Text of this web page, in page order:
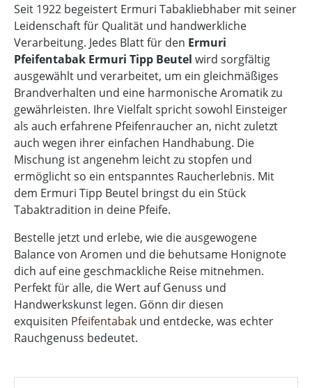
Seit 1922 begeistert Ermuri Tabakliebhaber mit seiner
Leidenschaft für Qualität und handwerkliche
Verarbeitung. Jedes Blatt für den Ermuri
Pfeifentabak Ermuri Tipp Beutel wird sorgfältig
ausgewählt und verarbeitet, um ein gleichmäßiges
Brandverhalten und eine harmonische Aromatik zu
gewährleisten. Ihre Vielfalt spricht sowohl Einsteiger
als auch erfahrene Pfeifenraucher an, nicht zuletzt
auch wegen ihrer einfachen Handhabung. Die
Mischung ist angenehm leicht zu stopfen und
ermöglicht so ein entspanntes Raucherlebnis. Mit
dem Ermuri Tipp Beutel bringst du ein Stück
Tabaktradition in deine Pfeife.
Bestelle jetzt und erlebe, wie die ausgewogene
Balance von Aromen und die behutsame Honignote
dich auf eine geschmackliche Reise mitnehmen.
Perfekt für alle, die Wert auf Genuss und
Handwerkskunst legen. Gönn dir diesen
exquisiten Pfeifentabak und entdecke, was echter
Rauchgenuss bedeutet.